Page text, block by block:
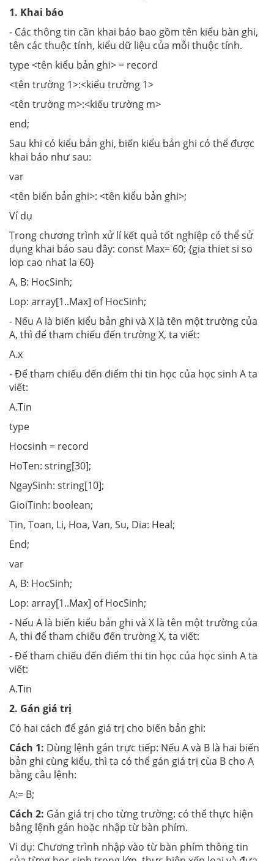
1. Khai báo
- Các thông tin cần khai báo bao gồm tên kiểu bàn ghi,
tên các thuộc tính, kiểu dữ liệu của mỗi thuộc tính.
type <tên kiểu bản ghi> = record
<tên trường 1>:<kiểu trường 1>
<tên trường m>:<kiếu trường m>
end;
Sau khi có kiểu bản ghi, biến kiểu bản ghi có thể được
khai báo như sau:
var
<tên biến bản ghi>: <tên kiểu bản ghi>;
Ví dụ
Trong chương trình xử lí kết quả tốt nghiệp có thể sử
dụng khai báo sau đây: const Max= 60; {gia thiet si so
lop cao nhat la 60}
A, B: HocSinh;
Lop: array[1..Max] of HocSinh;
- Nếu A là biến kiểu bản ghi và X là tên một trường của
A, thì để tham chiếu đến trường X, ta viết:
A.x
- Để tham chiếu đến điểm thi tin học của học sinh A ta
viết:
A.Tin
type
Hocsinh = record
HoTen: string[30];
NgaySinh: string[10];
GioiTinh: boolean;
Tin, Toan, Li, Hoa, Van, Su, Dia: Heal;
End;
var
A, B: HocSinh;
Lop: array[1..Max] of HocSinh;
- Nếu A là biến kiểu bản ghi và X là tên một trường của
A, thi để tham chiếu đến trường X, ta viết:
- Để tham chiếu đến điểm thi tin học của học sinh A ta
viết:
A.Tin
2. Gán giá trị
Có hai cách để gán giá trị cho biến bản ghi:
Cách 1: Dùng lệnh gán trực tiếp: Nếu A và B là hai biến
bản ghi cùng kiểu, thì ta có thể gán giá trị cùa B cho A
bằng câu lệnh:
A:= B;
Cách 2: Gán giá trị cho từng trường: có thể thực hiện
bằng lệnh gán hoặc nhập từ bàn phím.
Vi dụ: Chương trình nhập vào từ bàn phím thông tin